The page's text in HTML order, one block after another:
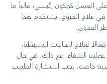
العسل كمكون رئيسي، غالباً ما
في علاج الجروح. يستخدم هذا
العدوى.
لعلاج للحالات البسيطة،
عملية الشفاء. مع ذلك، في حال
طبية خاصة، يجب استشارة الطبيب